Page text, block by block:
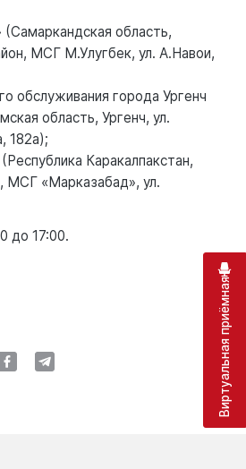
область,
МСГ М.Улугбек, ул. А.Навои,
обслуживания города Ургенч
область, Ургенч, ул.
182а);
Каракалпакстан,
МСГ «Марказабад», ул.
до 17:00.
Виртуальная приёмная